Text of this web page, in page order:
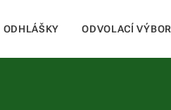
ODHLÁŠKY ODVOLACÍ VÝBOR